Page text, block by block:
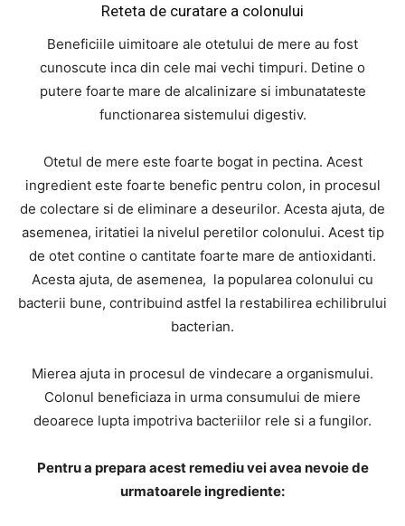
Reteta de curatare a colonului
Beneficiile uimitoare ale otetului de mere au fost
cunoscute inca din cele mai vechi timpuri. Detine o
putere foarte mare de alcalinizare si imbunatateste
functionarea sistemului digestiv.
Otetul de mere este foarte bogat in pectina. Acest
ingredient este foarte benefic pentru colon, in procesul
de colectare si de eliminare a deseurilor. Acesta ajuta, de
asemenea, iritatiei la nivelul peretilor colonului. Acest tip
de otet contine o cantitate foarte mare de antioxidanti.
Acesta ajuta, de asemenea, la popularea colonului cu
bacterii bune, contribuind astfel la restabilirea echilibrului
bacterian.
Mierea ajuta in procesul de vindecare a organismului.
Colonul beneficiaza in urma consumului de miere
deoarece lupta impotriva bacteriilor rele si a fungilor.
Pentru a prepara acest remediu vei avea nevoie de
urmatoarele ingrediente: